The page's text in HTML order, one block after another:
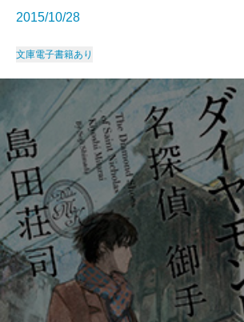
2015/10/28
文庫電子書籍あり